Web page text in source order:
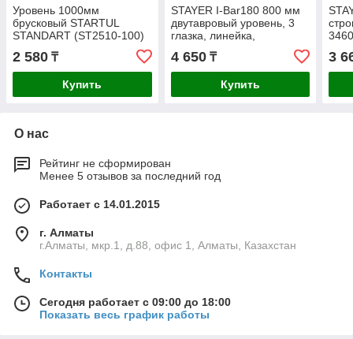
Уровень 1000мм
брусковый STARTUL
STANDART (ST2510-100)
2 580 ₸
Купить
STAYER I-Bar180 800 мм
двутавровый уровень, 3
глазка, линейка,
поворотный глазок, 3470-
080_z02
4 650₸
Купить
3
О нас
Рейтинг не сформирован
Менее 5 отзывов за последний год
Работает с 14.01.2015
г. Алматы
г.Алматы, мкр.1, д.88, офис 1, Алматы, Казахстан
Контакты
Сегодня работает с 09:00 до 18:00
Показать весь график работы